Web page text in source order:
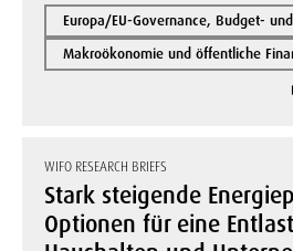
Europa/EU-Governance, Budget-
Makroökonomie und öffentliche
WIFO RESEARCH BRIEFS
Stark steigende
Optionen für eine